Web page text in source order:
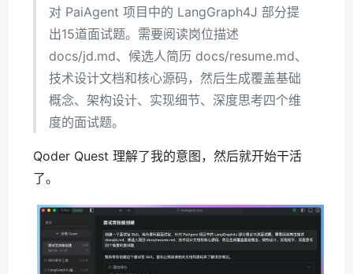
对 PaiAgent 项目中的 LangGraph4J 部分提
出15道面试题。需要阅读岗位描述
docs/jd.md、候选人简历 docs/resume.md、
技术设计文档和核心源码，然后生成覆盖基础
概念、架构设计、实现细节、深度思考四个维
度的面试题。
Qoder Quest 理解了我的意图，然后就开始干活
了。